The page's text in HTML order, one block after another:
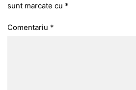
sunt marcate cu *
Comentariu *